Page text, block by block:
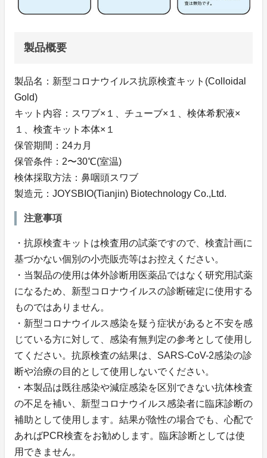
製品概要
製品名：新型コロナウイルス抗原検査キット(Colloidal
Gold)
キット内容：スワブ×１、チューブ×１、検体希釈液×
１、検査キット本体×１
保管期間：24カ月
保管条件：2〜30℃(室温)
検体採取方法：鼻咽頭スワブ
製造元：JOYSBIO(Tianjin) Biotechnology Co.,Ltd.
注意事項
・抗原検査キットは検査用の試薬ですので、検査計画に
基づかない個別の小売販売等はお控えください。
・当製品の使用は体外診断用医薬品ではなく研究用試薬
になるため、新型コロナウイルスの診断確定に使用する
ものではありません。
・新型コロナウイルス感染を疑う症状があると不安を感
じている方に対して、感染有無判定の参考として使用し
てください。抗原検査の結果は、SARS-CoV-2感染の診
断や治療の目的として使用しないでください。
・本製品は既往感染や減症感染を区別できない抗体検査
の不足を補い、新型コロナウイルス感染者に臨床診断の
補助として使用します。結果が陰性の場合でも、心配で
あればPCR検査をお勧めします。臨床診断としては使
用できません。